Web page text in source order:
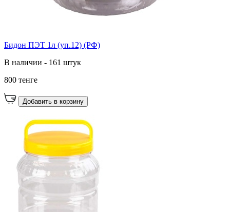
Бидон ПЭТ 1л (уп.12) (РФ)
В наличии - 161 штук
800 тенге
Добавить в корзину